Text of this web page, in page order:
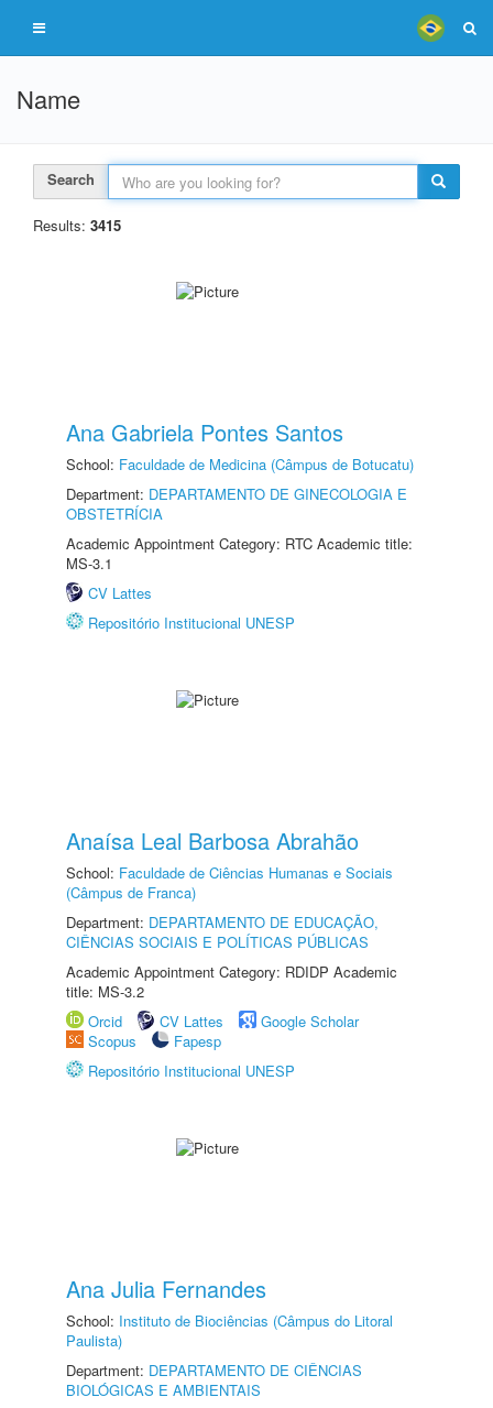
Name
Search
Results: 3415
Ana Gabriela Pontes Santos
School: Faculdade de Medicina (Câmpus de Botucatu)
Department: DEPARTAMENTO DE GINECOLOGIA E
OBSTETRÍCIA
Academic Appointment Category: RTC Academic title:
MS-3.1
CV Lattes
Repositório Institucional UNESP
Anaísa Leal Barbosa Abrahão
School: Faculdade de Ciências Humanas e Sociais
(Câmpus de Franca)
Department: DEPARTAMENTO DE EDUCAÇÃO,
CIÊNCIAS SOCIAIS E POLÍTICAS PÚBLICAS
Academic Appointment Category: RDIDP Academic
title: MS-3.2
Orcid
CV Lattes
Google Scholar
Scopus
Fapesp
Repositório Institucional UNESP
Ana Julia Fernandes
School: Instituto de Biociências (Câmpus do Litoral
Paulista)
Department: DEPARTAMENTO DE CIÊNCIAS
BIOLÓGICAS E AMBIENTAIS